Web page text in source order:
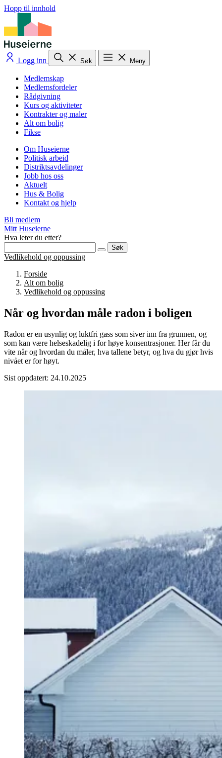
Hopp til innhold
Logg inn Søk Meny
Medlemskap
Medlemsfordeler
Rådgivning
Kurs og aktiviteter
Kontrakter og maler
Alt om bolig
Fikse
Om Huseierne
Politisk arbeid
Distriktsavdelinger
Jobb hos oss
Aktuelt
Hus & Bolig
Kontakt og hjelp
Bli medlem
Mitt Huseierne
Hva leter du etter?
Søk
Vedlikehold og oppussing
Forside
Alt om bolig
Vedlikehold og oppussing
Når og hvordan måle radon i boligen
Radon er en usynlig og luktfri gass som siver inn fra grunnen, og
som kan være helseskadelig i for høye konsentrasjoner. Her får du
vite når og hvordan du måler, hva tallene betyr, og hva du gjør hvis
nivået er for høyt.
Sist oppdatert: 24.10.2025